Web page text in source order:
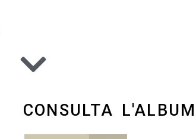
CONSULTA L'ALBUM